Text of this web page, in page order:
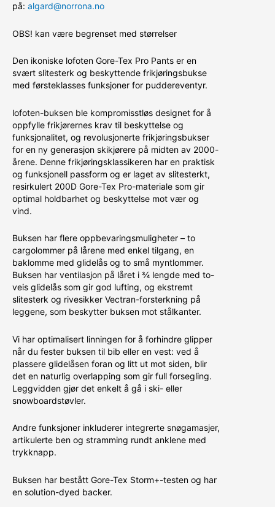
på: algard@norrona.no
OBS! kan være begrenset med størrelser
Den ikoniske lofoten Gore-Tex Pro Pants er en
svært slitesterk og beskyttende frikjøringsbukse
med førsteklasses funksjoner for puddereventyr.
lofoten-buksen ble kompromisstløs designet for å
oppfylle frikjørernes krav til beskyttelse og
funksjonalitet, og revolusjonerte frikjøringsbukser
for en ny generasjon skikjørere på midten av 2000-
årene. Denne frikjøringsklassikeren har en praktisk
og funksjonell passform og er laget av slitesterkt,
resirkulert 200D Gore-Tex Pro-materiale som gir
optimal holdbarhet og beskyttelse mot vær og
vind.
Buksen har flere oppbevaringsmuligheter – to
cargolommer på lårene med enkel tilgang, en
baklomme med glidelås og to små myntlommer.
Buksen har ventilasjon på låret i ¾ lengde med to-
veis glidelås som gir god lufting, og ekstremt
slitesterk og rivesikker Vectran-forsterkning på
leggene, som beskytter buksen mot stålkanter.
Vi har optimalisert linningen for å forhindre glipper
når du fester buksen til bib eller en vest: ved å
plassere glidelåsen foran og litt ut mot siden, blir
det en naturlig overlapping som gir full forsegling.
Leggvidden gjør det enkelt å gå i ski- eller
snowboardstøvler.
Andre funksjoner inkluderer integrerte snøgamasjer,
artikulerte ben og stramming rundt anklene med
trykknapp.
Buksen har bestått Gore-Tex Storm+-testen og har
en solution-dyed backer.